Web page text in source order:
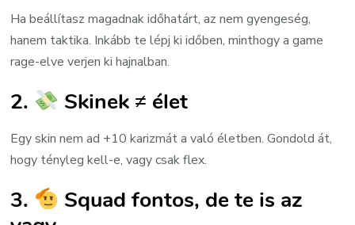
Ha beállítasz magadnak időhatárt, az nem gyengeség,
hanem taktika. Inkább te lépj ki időben, minthogy a game
rage-elve verjen ki hajnalban.
2. Skinek ≠ élet
Egy skin nem ad +10 karizmát a való életben. Gondold át,
hogy tényleg kell-e, vagy csak flex.
3.
Squad fontos, de te is az